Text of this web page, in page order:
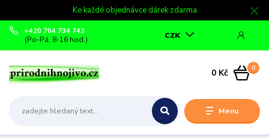
Ke každé objednávce dárek zdarma
Menu
CZK
+420 704 734 743
(Po-Pá, 8-16 hod.)
0
0 Kč